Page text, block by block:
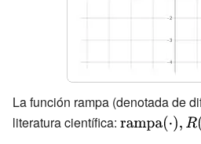
La función rampa (denotada de
literatura científica: {\displaystyle